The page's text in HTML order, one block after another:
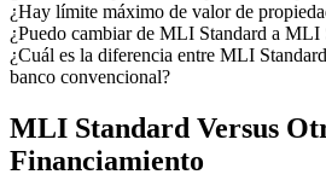
¿Hay límite máximo de valor de
¿Puedo cambiar de MLI Standard a MLI
¿Cuál es la diferencia entre MLI
banco convencional?
MLI Standard Versus
Financiamiento